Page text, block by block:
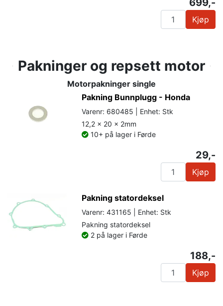
Kjøp
Pakninger og repsett motor
Motorpakninger single
Pakning Bunnplugg - Honda
Varenr: 680485 | Enhet: Stk
12,2 x 20 x 2mm
10+ på lager i Førde
29,-
Kjøp
Pakning statordeksel
Varenr: 431165 | Enhet: Stk
Pakning statordeksel
2 på lager i Førde
188,-
Kjøp